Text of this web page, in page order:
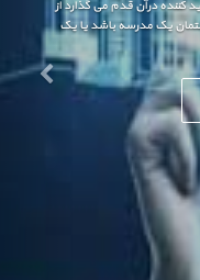
کننده درآن قدم می گذارد از
یک مدرسه باشد یا یک